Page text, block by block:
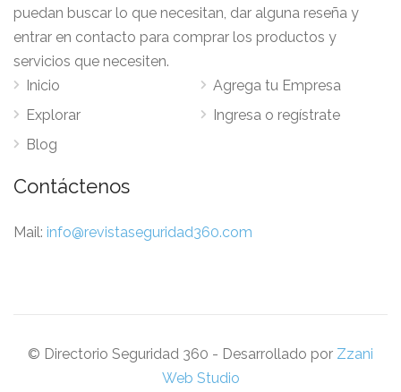
puedan buscar lo que necesitan, dar alguna reseña y
entrar en contacto para comprar los productos y
servicios que necesiten.
Inicio
Explorar
Blog
Agrega tu Empresa
Ingresa o regístrate
Contáctenos
Mail: info@revistaseguridad360.com
© Directorio Seguridad 360 - Desarrollado por Zzani
Web Studio